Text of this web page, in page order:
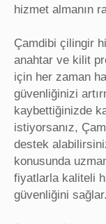
hizmet almanın
Çamdibi çilingir
anahtar ve kilit
için her zaman
güvenliğinizi
kaybettiğinizde
istiyorsanız,
destek
konusunda
fiyatlarla kaliteli
güvenliğini sağlar.